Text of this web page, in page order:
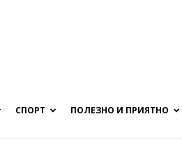
СПОРТ ПОЛЕЗНО И ПРИЯТНО